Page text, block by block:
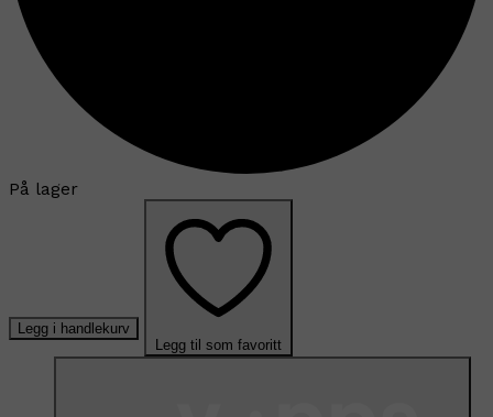
På lager
Legg i handlekurv
Legg til som favoritt